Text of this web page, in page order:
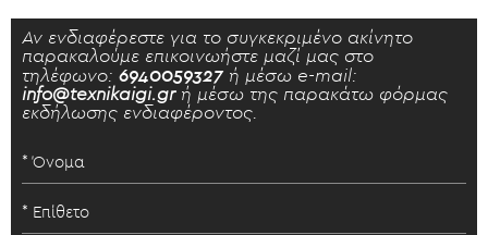
Αν ενδιαφέρεστε για το συγκεκριμένο ακίνητο
παρακαλούμε επικοινωήστε μαζί μας στο
τηλέφωνο: 6940059327 ή μέσω e-mail:
info@texnikaigi.grή μέσω της παρακάτω φόρμας
εκδήλωσης ενδιαφέροντος.